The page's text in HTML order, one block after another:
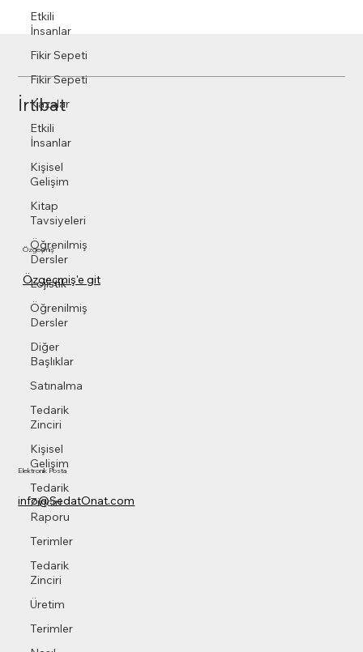
Etkili
İnsanlar
Fikir Sepeti
Fikir Sepeti
Kazalar
Etkili
İnsanlar
Kişisel
Gelişim
Kitap
Tavsiyeleri
Öğrenilmiş
Dersler
Lojistik
Öğrenilmiş
Dersler
Diğer
Başlıklar
Satınalma
Tedarik
Zinciri
Kişisel
Gelişim
Tedarik
Zinciri
Raporu
Terimler
Tedarik
Zinciri
Üretim
Terimler
İrtibat
Özgeçmiş
Özgeçmiş'e git
info@SedatOnat.com
Elektronik Posta